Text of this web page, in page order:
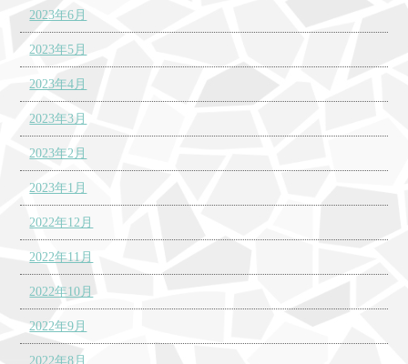
2023年6月
2023年5月
2023年4月
2023年3月
2023年2月
2023年1月
2022年12月
2022年11月
2022年10月
2022年9月
2022年8月